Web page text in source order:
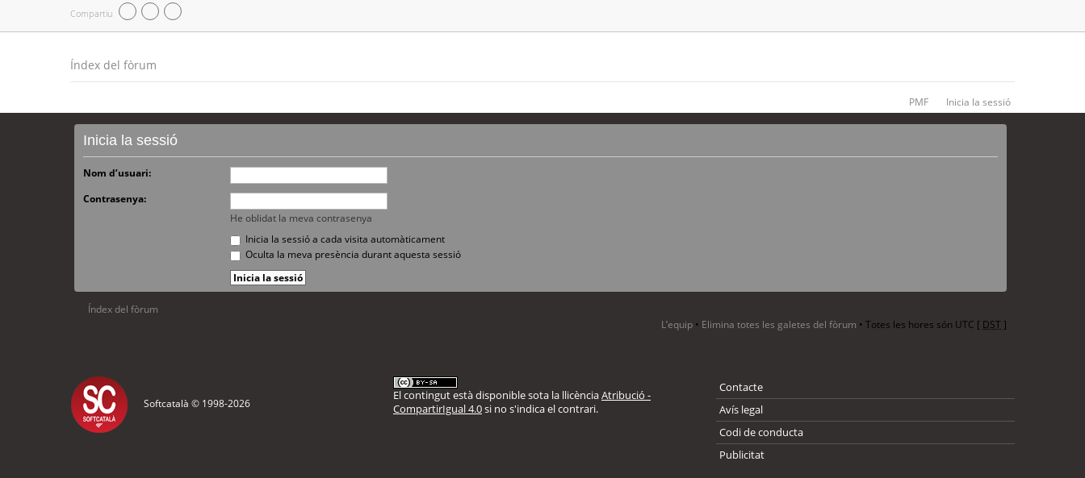
Compartiu
Índex del fòrum
PMF Inicia la sessió
Inicia la sessió
Nom d’usuari:
Contrasenya:
He oblidat la meva contrasenya
Inicia la sessió a cada visita automàticament
Oculta la meva presència durant aquesta sessió
Índex del fòrum
L’equip • Elimina totes les galetes del fòrum • Totes les hores són UTC [ DST]
Softcatalà © 1998-2026
El contingut està disponible sota la llicènciaAtribució -
CompartirIgual 4.0si no s'indica el contrari.
Contacte
Avís legal
Codi de conducta
Publicitat